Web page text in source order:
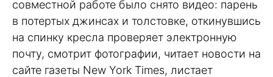
совместной работе было снято видео: парень
в потертых джинсах и толстовке, откинувшись
на спинку кресла проверяет электронную
почту, смотрит фотографии, читает новости на
сайте газеты New York Times, листает